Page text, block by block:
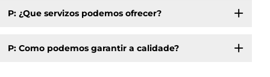
P: ¿Que servizos podemos ofrecer?
P: Como podemos garantir a calidade?